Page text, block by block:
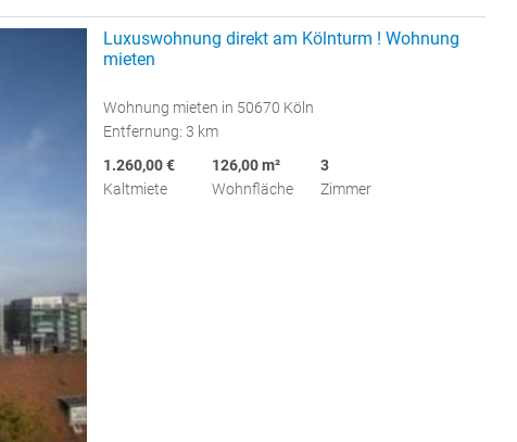
Luxuswohnung direkt am Kölnturm ! Wohnung
mieten
Wohnung mieten in 50670 Köln
Entfernung: 3 km
1.260,00 €
Kaltmiete
126,00 m²
Wohnfläche
3
Zimmer